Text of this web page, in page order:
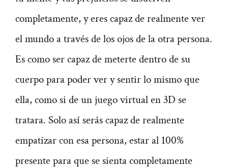
completamente, y eres capaz de realmente ver
el mundo a través de los ojos de la otra persona.
Es como ser capaz de meterte dentro de su
cuerpo para poder ver y sentir lo mismo que
ella, como si de un juego virtual en 3D se
tratara. Solo así serás capaz de realmente
empatizar con esa persona, estar al 100%
presente para que se sienta completamente